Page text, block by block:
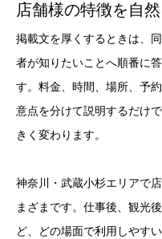
店舗様の特徴を自
掲載文を厚くするときは、
者が知りたいことへ順番に
す。料金、時間、場所、予
意点を分けて説明するだけ
きく変わります。
神奈川・武蔵小杉エリアで
まざまです。仕事後、観光
ど、どの場面で利用しやす